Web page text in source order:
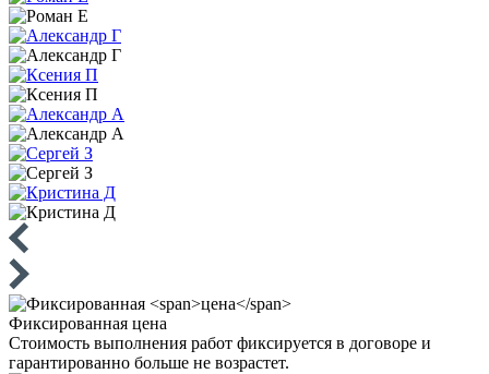
Фиксированная цена
Стоимость выполнения работ фиксируется в договоре и
гарантированно больше не возрастет.